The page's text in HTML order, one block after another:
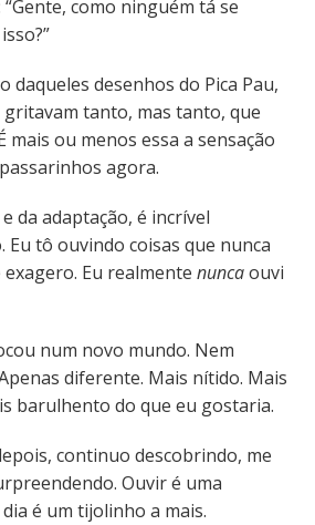
como ninguém tá se
daqueles desenhos do Pica Pau,
tanto, mas tanto, que
mais ou menos essa a sensação
agora.
da adaptação, é incrível
Eu tô ouvindo coisas que nunca
Eu realmente nuncaouvi
num novo mundo. Nem
diferente. Mais nítido. Mais
barulhento do que eu gostaria.
continuo descobrindo, me
Ouvir é uma
é um tijolinho a mais.